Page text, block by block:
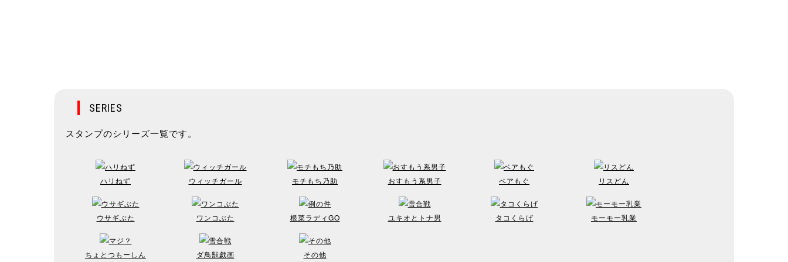
SERIES
スタンプのシリーズ一覧です。
ハリねず ウィッチガール モチもち乃助 おすもう系男子 ベアもぐ リスどん
ウサギぶた ワンコぶた 根菜ラディGO ユキオとトナ男 タコくらげ モーモー乳業
ちょとつもーしん ダ鳥獣戯画 その他